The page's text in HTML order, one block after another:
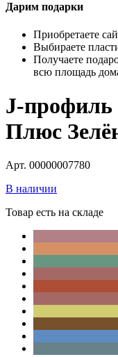
Дарим подарки
Приобретаете
Выбираете
Получаете
всю площадь
J-профиль
Плюс
Арт. 00000007780
В наличии
Товар есть на складе